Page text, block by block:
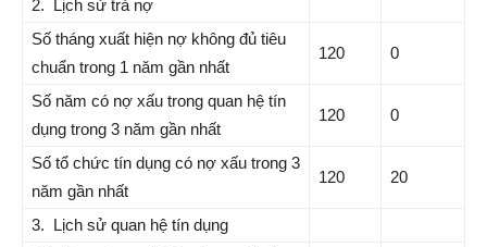
2. Lịch sử trả nợ
Số tháng xuất hiện nợ không đủ tiêu
chuẩn trong 1 năm gần nhất
120 0
Số năm có nợ xấu trong quan hệ tín
dụng trong 3 năm gần nhất
120 0
Số tổ chức tín dụng có nợ xấu trong 3
năm gần nhất
120 20
3. Lịch sử quan hệ tín dụng